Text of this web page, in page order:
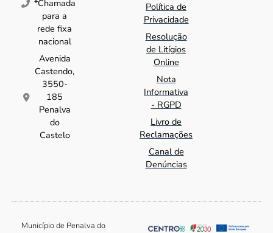
*Chamada
para a
rede fixa
nacional
Avenida
Castendo,
3550-
185
Penalva
do
Castelo
Política de
Privacidade
Resolução
de Litígios
Online
Nota
Informativa
- RGPD
Livro de
Reclamações
Canal de
Denúncias
Município de Penalva do